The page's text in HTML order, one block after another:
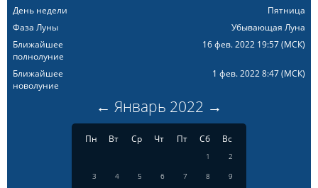
День недели
Пятница
Фаза Луны
Убывающая Луна
Ближайшее
полнолуние
16 фев. 2022 19:57(МСК)
Ближайшее
новолуние
1 фев. 2022 8:47(МСК)
← Январь 2022 →
Пн Вт Ср Чт Пт Сб Вс
1
2
3
4 5 6 7 8
9